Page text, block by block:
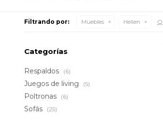
Filtrando por: Muebles Hellen
Categorías
Respaldos (6)
Juegos de living (5)
Poltronas (6)
Sofás (25)